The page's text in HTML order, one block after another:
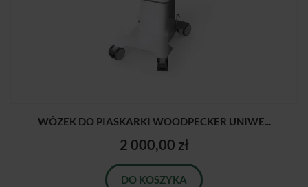
WÓZEK DO PIASKARKI WOODPECKER UNIWE...
2 000,00 zł
DO KOSZYKA